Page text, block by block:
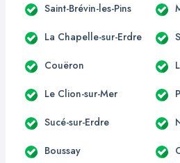
Saint-Brévin-les-Pins
La Chapelle-sur-Erdre
Couëron
Le Clion-sur-Mer
Sucé-sur-Erdre
Boussay